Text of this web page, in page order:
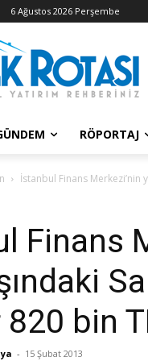
6 Ağustos 2026 Perşembe
RÖPORTAJ
İstanbul Finans Merkezi’nin
Finans
bin
- 15 Şubat 2013